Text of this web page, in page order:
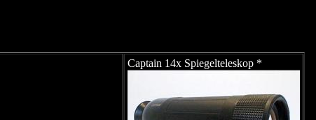
Captain 14x Spiegelteleskop *